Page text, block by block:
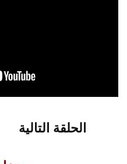
الحلقة التالية